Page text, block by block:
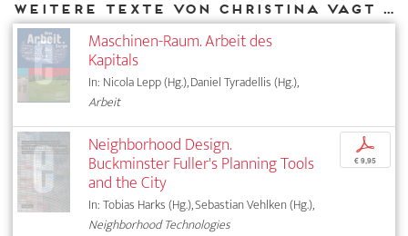
Weitere Texte von Christina Vagt bei DIAPHANES
Maschinen-Raum. Arbeit des
Kapitals
In: Nicola Lepp (Hg.), Daniel Tyradellis (Hg.),
Arbeit
Neighborhood Design.
Buckminster Fuller's Planning Tools
and the City
In: Tobias Harks (Hg.), Sebastian Vehlken (Hg.),
Neighborhood Technologies
p
€ 9,95